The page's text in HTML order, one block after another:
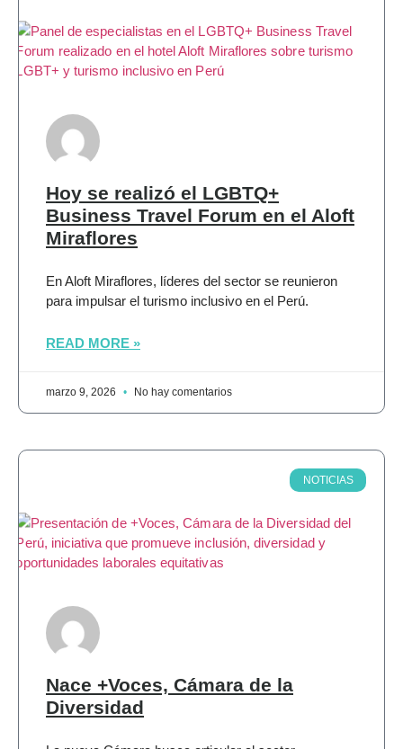
Hoy se realizó el LGBTQ+
Business Travel Forum en el Aloft
Miraflores
En Aloft Miraflores, líderes del sector se reunieron
para impulsar el turismo inclusivo en el Perú.
READ MORE »
marzo 9, 2026 No hay comentarios
NOTICIAS
Nace +Voces, Cámara de la
Diversidad